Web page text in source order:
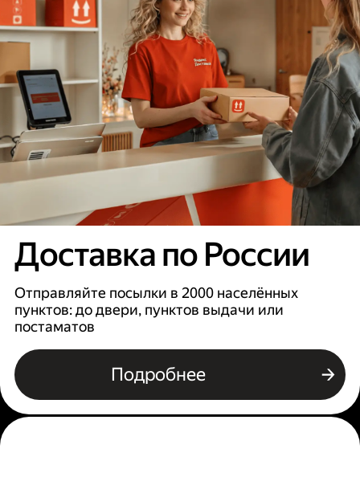
Доставка по России
Отправляйте посылки в 2000 населённых
пунктов: до двери, пунктов выдачи или
постаматов
Подробнее